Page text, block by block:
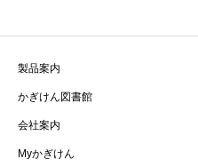
製品案内
かぎけん図書館
会社案内
Myかぎけん